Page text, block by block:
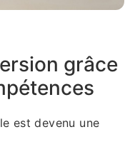
grâce
est devenu une